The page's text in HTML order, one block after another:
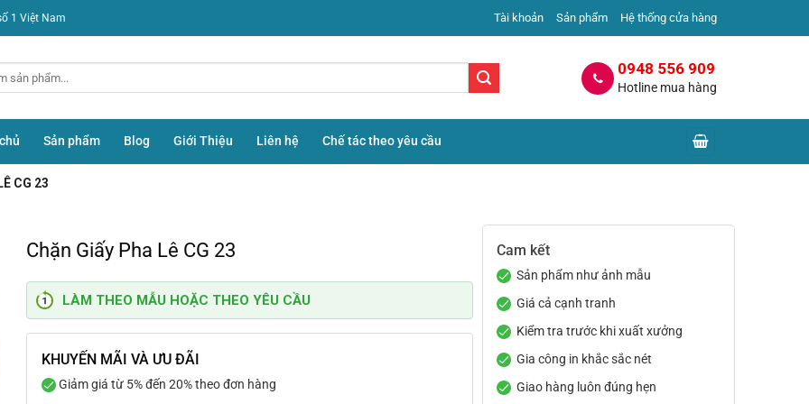
1 Việt Nam Tài khoản Sản phẩm Hệ thống cửa hàng
0948 556 909
Hotline mua hàng
Sản phẩm Blog Giới Thiệu Liên hệ Chế tác theo yêu cầu
CG 23
Cam kết
Sản phẩm như ảnh mẫu
Giá cả cạnh tranh
Kiểm tra trước khi xuất xưởng
Gia công in khắc sắc nét
Giao hàng luôn đúng hẹn
Chặn Giấy Pha Lê CG 23
LÀM THEO MẪU HOẶC THEO YÊU CẦU
KHUYẾN MÃI VÀ ƯU ĐÃI
Giảm giá từ 5% đến 20% theo đơn hàng